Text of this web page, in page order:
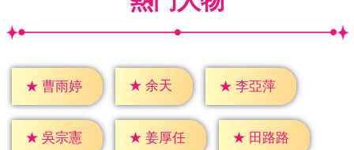
★ 曹雨婷 ★ 余天 ★ 李亞萍
★ 吳宗憲 ★ 姜厚任 ★ 田路路